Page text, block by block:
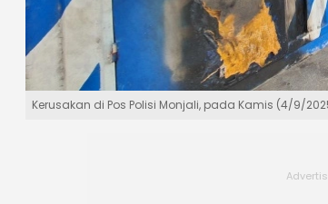
Kerusakan di Pos Polisi Monjali, pada Kamis (4/9/